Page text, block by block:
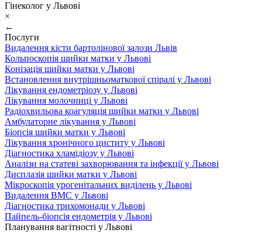
Гінеколог у Львові
×
←
Послуги
Видалення кісти бартолінової залози Львів
Кольпоскопія шийки матки у Львові
Конізація шийки матки у Львові
Встановлення внутрішньоматкової спіралі у Львові
Лікування ендометріозу у Львові
Лікування молочниці у Львові
Радіохвильова коагуляція шийки матки у Львові
Амбулаторне лікування у Львові
Біопсія шийки матки у Львові
Лікування хронічного циститу у Львові
Діагностика хламідіозу у Львові
Аналізи на статеві захворювання та інфекції у Львові
Дисплазія шийки матки у Львові
Мікроскопія урогенітальних виділень у Львові
Видалення ВМС у Львові
Діагностика трихомонади у Львові
Пайпель-біопсія ендометрія у Львові
Планування вагітності у Львові